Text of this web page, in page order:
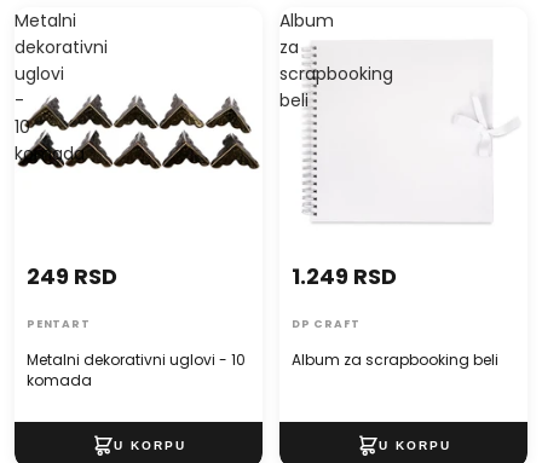
Metalni
dekorativni
uglovi
-
10
komada
Metalni dekorativni uglovi - 10
komada
249 RSD
PENTART
Album
za
scrapbooking
beli
Album za scrapbooking beli
1.249 RSD
DP CRAFT